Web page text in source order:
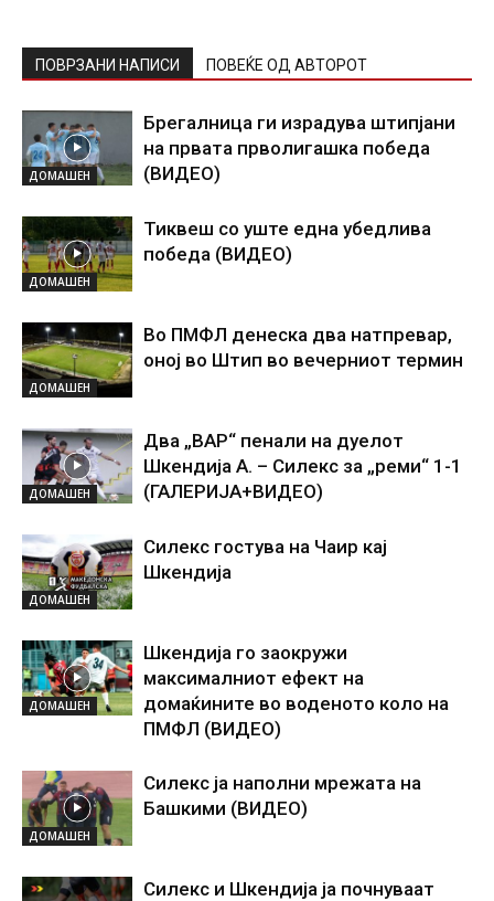
ПОВРЗАНИ НАПИСИ ПОВЕЌЕ ОД АВТОРОТ
ДОМАШЕН
Брегалница ги израдува штипјани
на првата прволигашка победа
(ВИДЕО)
ДОМАШЕН
Тиквеш со уште една убедлива
победа (ВИДЕО)
ДОМАШЕН
Во ПМФЛ денеска два натпревар,
оној во Штип во вечерниот термин
ДОМАШЕН
Два „ВАР“ пенали на дуелот
Шкендија А. – Силекс за „реми“ 1-1
(ГАЛЕРИЈА+ВИДЕО)
ДОМАШЕН
Силекс гостува на Чаир кај
Шкендија
ДОМАШЕН
Шкендија го заокружи
максималниот ефект на
домаќините во воденото коло на
ПМФЛ (ВИДЕО)
ДОМАШЕН
Силекс ја наполни мрежата на
Башкими (ВИДЕО)
Силекс и Шкендија ја почнуваат